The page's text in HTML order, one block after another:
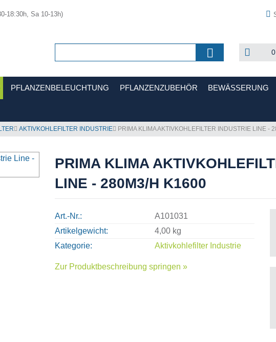
18:30h, Sa 10-13h)
0
PFLANZENBELEUCHTUNG PFLANZENZUBEHÖR BEWÄSSERUNG
AKTIVKOHLEFILTER INDUSTRIE PRIMA KLIMA AKTIVKOHLEFILTER INDUSTRIE LINE -
PRIMA KLIMA
LINE - 280M3/H K1600
Art.-Nr.
A101031
Artikelgewicht
4,00 kg
Kategorie
Aktivkohlefilter Industrie
Zur Produktbeschreibung springen »